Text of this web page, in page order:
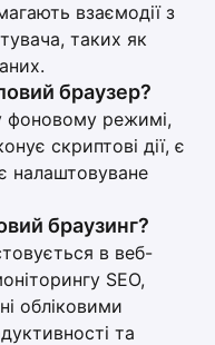
взаємодії з
таких як
браузер?
фоновому режимі,
скриптові дії, є
налаштовуване
браузинг?
в веб-
SEO,
обліковими
та